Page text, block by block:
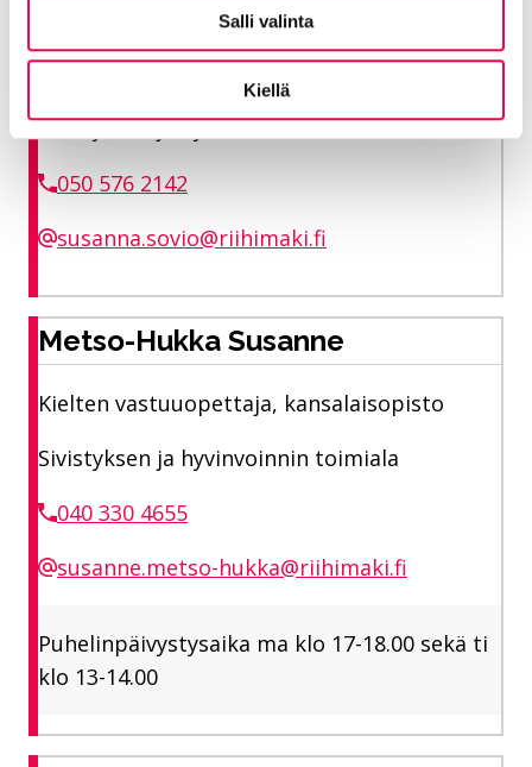
Salli valinta
Kiellä
Sivistyksen ja hyvinvoinnin toimiala
050 576 2142
susanna.sovio@riihimaki.fi
Metso-Hukka Susanne
Kielten vastuuopettaja, kansalaisopisto
Sivistyksen ja hyvinvoinnin toimiala
040 330 4655
susanne.metso-hukka@riihimaki.fi
Puhelinpäivystysaika ma klo 17-18.00 sekä ti
klo 13-14.00